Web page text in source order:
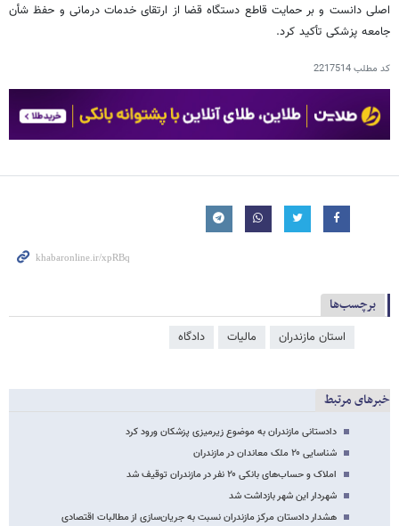
اصلی دانست و بر حمایت قاطع دستگاه قضا از ارتقای خدمات درمانی و حفظ شأن
جامعه پزشکی تأکید کرد.
کد مطلب2217514
برچسب‌ها
استان مازندران مالیات دادگاه
خبرهای مرتبط
دادستانی مازندران به موضوع زیرمیزی پزشکان ورود کرد
شناسایی ۲۰ ملک معاندان در مازندران
املاک و حساب‌های بانکی ۲۰ نفر در مازندران توقیف شد
شهردار این شهر بازداشت شد
هشدار دادستان مرکز مازندران نسبت به جریان‌سازی از مطالبات اقتصادی